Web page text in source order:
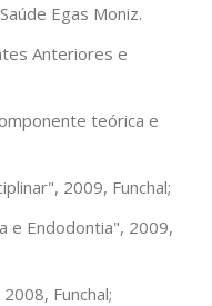
Egas Moniz.
Anteriores e
teórica e
2009, Funchal;
e Endodontia", 2009,
Funchal;